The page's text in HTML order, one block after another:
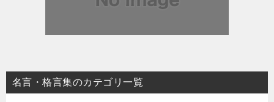
名言・格言集のカテゴリ一覧